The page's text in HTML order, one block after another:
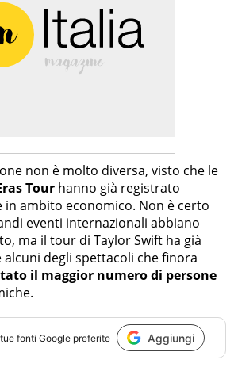
non è molto diversa, visto che le
Tour hanno già registrato
in ambito economico. Non è certo
eventi internazionali abbiano
ma il tour di Taylor Swift ha già
degli spettacoli che finora
il maggior numero di persone
fonti Google preferite Aggiungi